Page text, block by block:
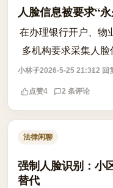
人脸信息被要求“
在办理银行开户、物
多机构要求采集人脸
当用户事后想撤回
时，往往发现
小林子2026-5-25 21:312 回
点赞4 2 条评论
法律闲聊
强制人脸识别：小
替代